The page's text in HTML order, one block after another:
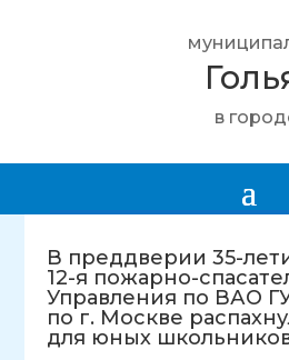
в
В преддверии 35-
12-я пожарно-
Управления по ВАО
по г. Москве
для юных